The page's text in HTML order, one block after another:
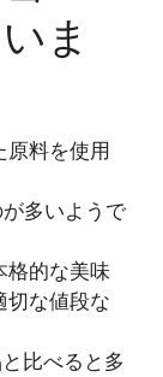
ま
料を使用
多いようで
格的な美味
切な値段な
比べると多